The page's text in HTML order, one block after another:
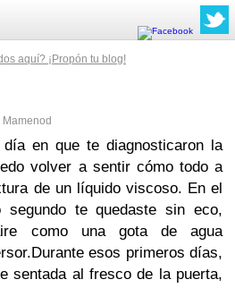
aquí? ¡Propón tu blog!
en que te diagnosticaron la
volver a sentir cómo todo a
de un líquido viscoso. En el
te quedaste sin eco,
como una gota de agua
Durante esos primeros días,
sentada al fresco de la puerta,